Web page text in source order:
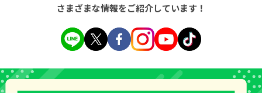
さまざまな情報をご紹介しています！